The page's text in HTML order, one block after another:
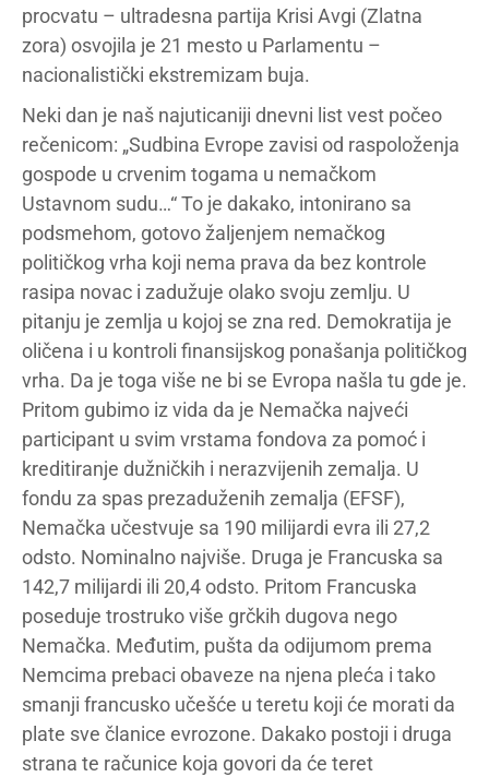
procvatu – ultradesna partija Krisi Avgi (Zlatna
zora) osvojila je 21 mesto u Parlamentu –
nacionalistički ekstremizam buja.
Neki dan je naš najuticaniji dnevni list vest počeo
rečenicom: „Sudbina Evrope zavisi od raspoloženja
gospode u crvenim togama u nemačkom
Ustavnom sudu…“ To je dakako, intonirano sa
podsmehom, gotovo žaljenjem nemačkog
političkog vrha koji nema prava da bez kontrole
rasipa novac i zadužuje olako svoju zemlju. U
pitanju je zemlja u kojoj se zna red. Demokratija je
oličena i u kontroli finansijskog ponašanja političkog
vrha. Da je toga više ne bi se Evropa našla tu gde je.
Pritom gubimo iz vida da je Nemačka najveći
participant u svim vrstama fondova za pomoć i
kreditiranje dužničkih i nerazvijenih zemalja. U
fondu za spas prezaduženih zemalja (EFSF),
Nemačka učestvuje sa 190 milijardi evra ili 27,2
odsto. Nominalno najviše. Druga je Francuska sa
142,7 milijardi ili 20,4 odsto. Pritom Francuska
poseduje trostruko više grčkih dugova nego
Nemačka. Međutim, pušta da odijumom prema
Nemcima prebaci obaveze na njena pleća i tako
smanji francusko učešće u teretu koji će morati da
plate sve članice evrozone. Dakako postoji i druga
strana te računice koja govori da će teret